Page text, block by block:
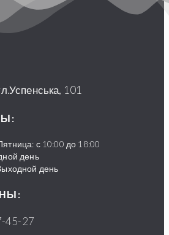
101
с 10:00 до 18:00
день
день
45-27